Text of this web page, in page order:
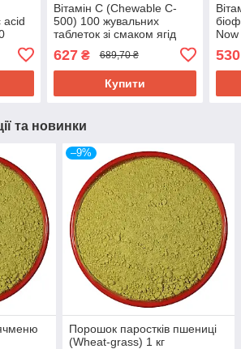
acid
Вітамін С (Chewable C-
500) 100 жувальних
таблеток зі смаком ягід
627₴ 689,70 ₴
Купити
та новинки
–9%
Порошок паростків пшениці
(Wheat-grass) 1 кг